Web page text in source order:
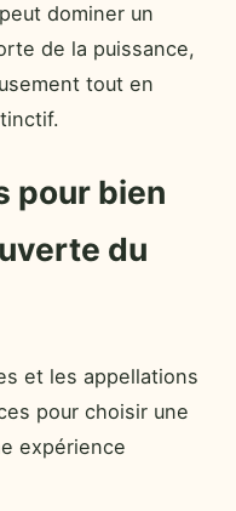
dominer un
de la puissance,
tout en
pour bien
du
et les appellations
pour choisir une
expérience